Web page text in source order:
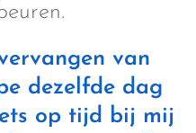
van
dezelfde dag
op tijd bij mij